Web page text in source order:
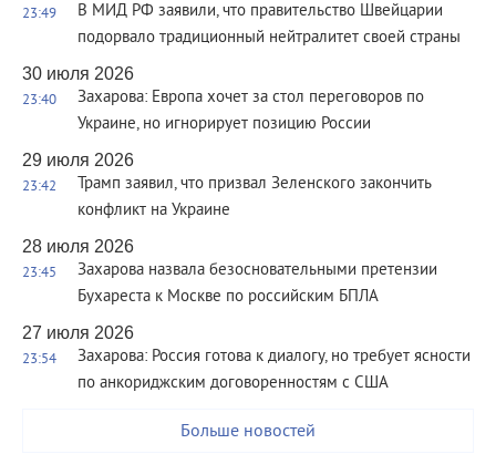
23:49
В МИД РФ заявили, что правительство Швейцарии
подорвало традиционный нейтралитет своей страны
30 июля 2026
23:40
Захарова: Европа хочет за стол переговоров по
Украине, но игнорирует позицию России
29 июля 2026
23:42
Трамп заявил, что призвал Зеленского закончить
конфликт на Украине
28 июля 2026
23:45
Захарова назвала безосновательными претензии
Бухареста к Москве по российским БПЛА
27 июля 2026
23:54
Захарова: Россия готова к диалогу, но требует ясности
по анкориджским договоренностям с США
Больше новостей